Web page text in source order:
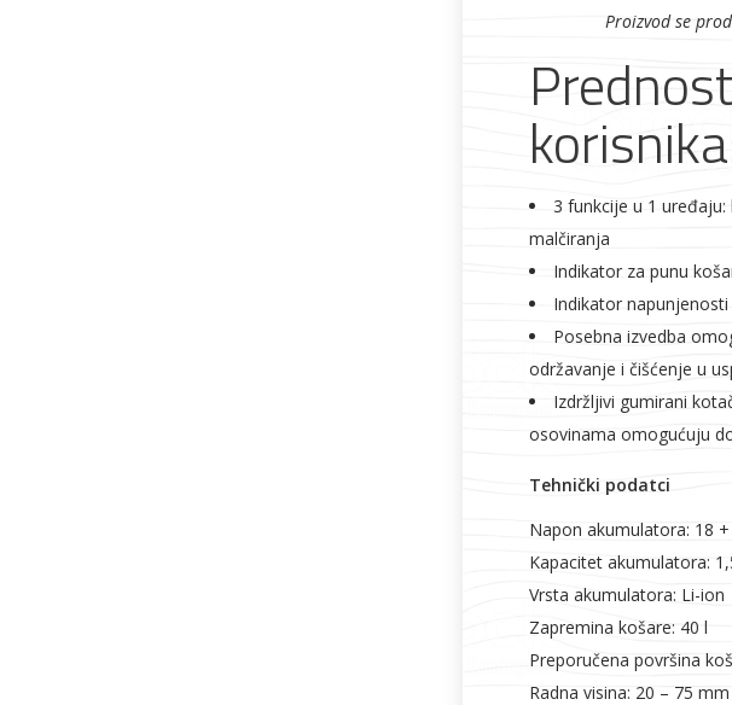
Proizvod se
3 funkcije u 1
malčiranja
Indikator za punu
Indikator
Posebna izvedba
održavanje i čišćenje u
Izdržljivi gumirani
osovinama omogućuju
Tehnički podatci
Napon akumulatora: 18 +
Kapacitet akumulatora:
Vrsta akumulatora: Li-ion
Zapremina košare: 40 l
Preporučena površina
Radna visina: 20 – 75 mm